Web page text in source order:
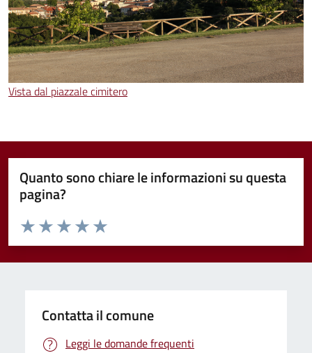
Vista dal piazzale cimitero
Quanto sono chiare le informazioni su questa
pagina?
Valuta da 1 a 5 stelle la pagina
Valuta 5 stelle su 5
Valuta 4 stelle su 5
Valuta 3 stelle su 5
Valuta 2 stelle su 5
Valuta 1 stelle su 5
Contatta il comune
Leggi le domande frequenti